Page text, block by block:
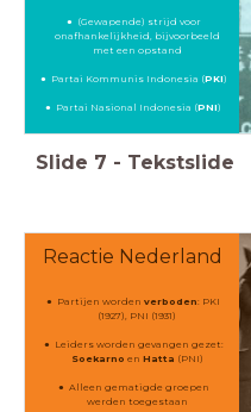
(Gewapende) strijd voor
onafhankelijkheid, bijvoorbeeld
met een opstand
Partai Kommunis Indonesia (PKI)
Partai Nasional Indonesia (PNI)
Slide 7 - Tekstslide
Reactie Nederland
Partijen wordenverboden: PKI
(1927), PNI (1931)
Leiders worden gevangen gezet:
Soekarno en Hatta (PNI)
Alleen gematigde groepen
werden toegestaan